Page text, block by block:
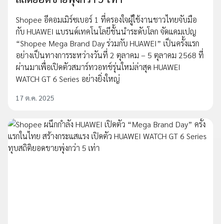
Shopee อีคอมเมิร์ซเบอร์ 1 ที่ครองใจผู้ใช้งานชาวไทยจับมือ
กับ HUAWEI แบรนด์เทคโนโลยีชั้นนำระดับโลก จัดแคมเปญ
“Shopee Mega Brand Day ร่วมกับ HUAWEI” เป็นครั้งแรก
อย่างเป็นทางการระหว่างวันที่ 2 ตุลาคม – 5 ตุลาคม 2568 ที่
ผ่านมาเพื่อเปิดตัวสมาร์ทวอทช์รุ่นใหม่ล่าสุด HUAWEI
WATCH GT 6 Series อย่างยิ่งใหญ่
17 ต.ค. 2025